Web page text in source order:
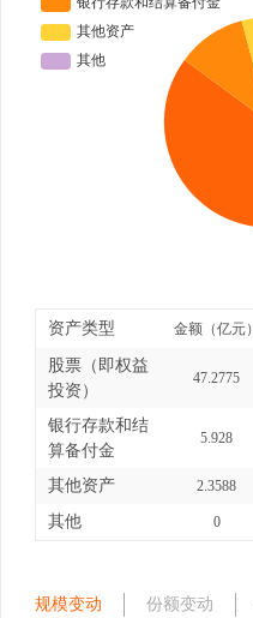
资产类型 金额（亿元）
股票（即权益
投资）
47.2775
银行存款和结
算备付金
5.928
其他资产 2.3588
其他 0
规模变动 份额变动